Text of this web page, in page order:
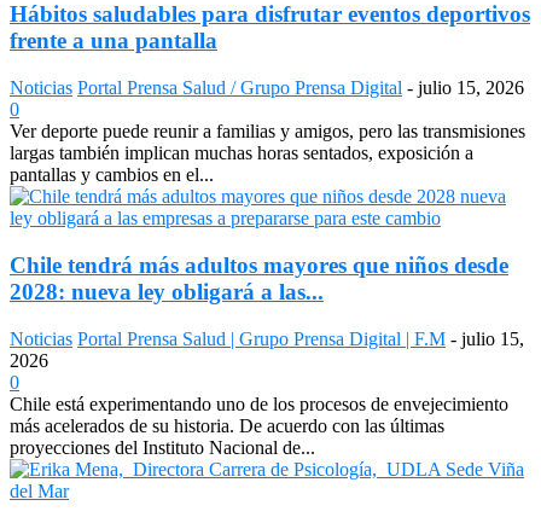
Hábitos saludables para disfrutar eventos deportivos
frente a una pantalla
Noticias Portal Prensa Salud / Grupo Prensa Digital - julio 15, 2026
0
Ver deporte puede reunir a familias y amigos, pero las transmisiones
largas también implican muchas horas sentados, exposición a
pantallas y cambios en el...
Chile tendrá más adultos mayores que niños desde
2028: nueva ley obligará a las...
Noticias Portal Prensa Salud | Grupo Prensa Digital | F.M - julio 15,
2026
0
Chile está experimentando uno de los procesos de envejecimiento
más acelerados de su historia. De acuerdo con las últimas
proyecciones del Instituto Nacional de...